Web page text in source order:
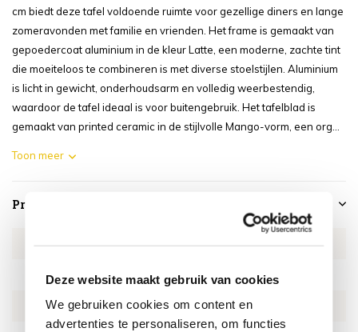
Deze website maakt gebruik van cookies
We gebruiken cookies om content en
advertenties te personaliseren, om functies
cm biedt deze tafel voldoende ruimte voor gezellige diners en lange
zomeravonden met familie en vrienden. Het frame is gemaakt van
gepoedercoat aluminium in de kleur Latte, een moderne, zachte tint
die moeiteloos te combineren is met diverse stoelstijlen. Aluminium
is licht in gewicht, onderhoudsarm en volledig weerbestendig,
waardoor de tafel ideaal is voor buitengebruik. Het tafelblad is
gemaakt van printed ceramic in de stijlvolle Mango-vorm, een org...
Toon meer
Productspecificaties
Artikelnummer 4SO160966130
SKU 4SO160966130
EAN 8720848341937